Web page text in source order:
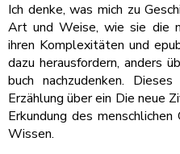
Ich denke, was mich zu
Art und Weise, wie sie die
ihren Komplexitäten und
dazu herausfordern, anders
buch nachzudenken.
Erzählung über ein Die neue
Erkundung des
Wissen.